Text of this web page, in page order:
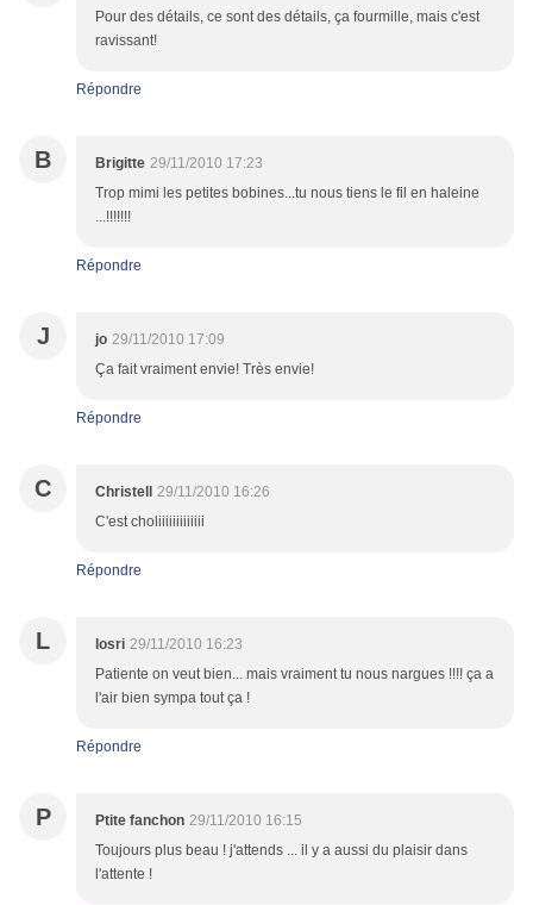
Pour des détails, ce sont des détails, ça fourmille, mais c'est
ravissant!
Répondre
B Brigitte 29/11/2010 17:23
Trop mimi les petites bobines...tu nous tiens le fil en haleine
...!!!!!!!
Répondre
J jo 29/11/2010 17:09
Ça fait vraiment envie! Très envie!
Répondre
C Christell
29/11/2010 16:26
C'est choliiiiiiiiiiiii
Répondre
L losri 29/11/2010 16:23
Patiente on veut bien... mais vraiment tu nous nargues !!!! ça a
l'air bien sympa tout ça !
Répondre
P Ptite fanchon 29/11/2010 16:15
Toujours plus beau ! j'attends ... il y a aussi du plaisir dans
l'attente !